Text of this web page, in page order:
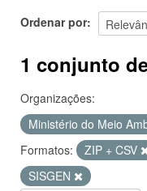
Ordenar por
1 conjunto
Organizações:
Ministério do Meio
Formatos:
ZIP + CSV
SISGEN